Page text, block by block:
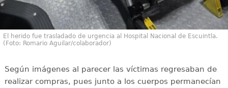
El herido fue trasladado de urgencia al Hospital Nacional de Escuintla.
(Foto: Romario Aguilar/colaborador)
Según imágenes al parecer las víctimas regresaban de
realizar compras, pues junto a los cuerpos permanecían